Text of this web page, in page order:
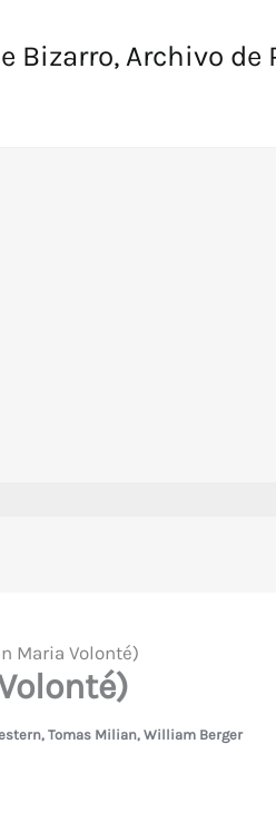
Bizarro, Archivo
Maria Volonté)
, Tomas Milian, William Berger